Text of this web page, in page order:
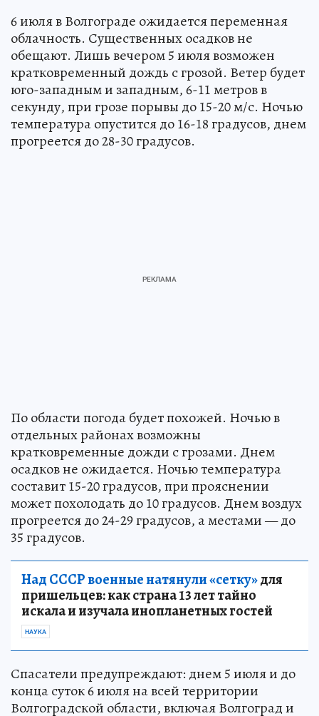
6 июля в Волгограде ожидается переменная
облачность. Существенных осадков не
обещают. Лишь вечером 5 июля возможен
кратковременный дождь с грозой. Ветер будет
юго-западным и западным, 6-11 метров в
секунду, при грозе порывы до 15-20 м/с. Ночью
температура опустится до 16-18 градусов, днем
прогреется до 28-30 градусов.
По области погода будет похожей. Ночью в
отдельных районах возможны
кратковременные дожди с грозами. Днем
осадков не ожидается. Ночью температура
составит 15-20 градусов, при прояснении
может похолодать до 10 градусов. Днем воздух
прогреется до 24-29 градусов, а местами — до
35 градусов.
Над СССР военные натянули «сетку»для
пришельцев: как страна 13 лет тайно
искала и изучала инопланетных гостей
НАУКА
Спасатели предупреждают: днем 5 июля и до
конца суток 6 июля на всей территории
Волгоградской области, включая Волгоград и